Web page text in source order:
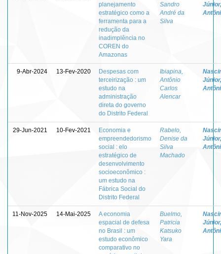
planejamento
estratégico como a
ferramenta para a
redução da
inadimplência no
COREN do
Amazonas
Sandro
André da
Silva
Júnior,
9-Abr-2024 13-Fev-2020
Despesas com
terceirização : um
estudo na
administração
direta do governo
do Distrito Federal
Ibiapina,
Antônio
Carlos
Alencar
Júnior,
29-Jun-2021 10-Fev-2021
Economia e
empreendedorismo
social : elo
estratégico de
desenvolvimento
socioeconômico :
um estudo na
Fábrica Social do
Distrito Federal
Rabelo,
Denise da
Silva
Machado
Júnior,
11-Nov-2025 14-Mai-2025
A economia
espacial de defesa
no Brasil : um
estudo econômico
comparativo no
Buelmo,
Patricia
Katsuko
Yara
Júnior,